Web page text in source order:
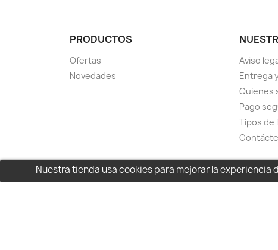
Nuestra tienda usa cookies para mejorar la
PRODUCTOS
Ofertas
Novedades
Aviso
Entrega
Quienes
Pago
Tipos de